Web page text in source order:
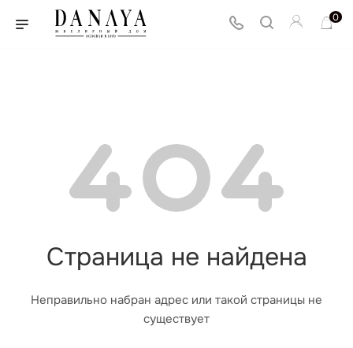
0
Страница не найдена
Неправильно набран адрес или такой страницы не
существует